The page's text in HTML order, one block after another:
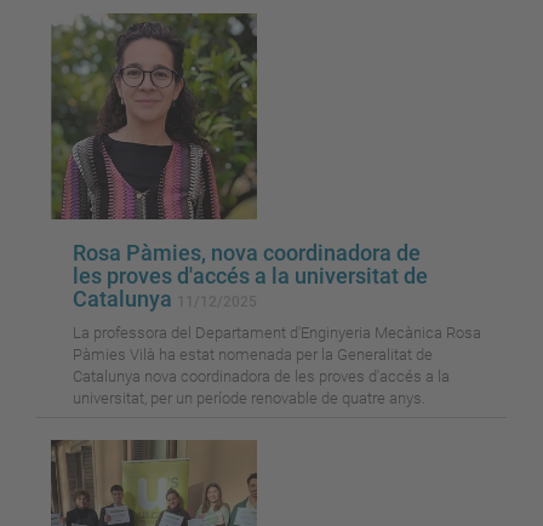
Rosa Pàmies, nova coordinadora de
les proves d'accés a la universitat de
Catalunya
La professora del Departament d'Enginyeria Mecànica Rosa
Pàmies Vilà ha estat nomenada per la Generalitat de
Catalunya nova coordinadora de les proves d'accés a la
universitat, per un període renovable de quatre anys.